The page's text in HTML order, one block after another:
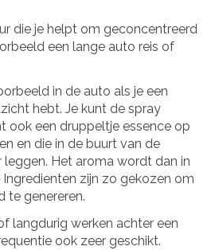
die je helpt om geconcentreerd
een lange auto reis of
in de auto als je een
hebt. Je kunt de spray
ook een druppeltje essence op
en die in de buurt van de
Het aroma wordt dan in
zijn zo gekozen om
te genereren.
langdurig werken achter een
ook zeer geschikt.